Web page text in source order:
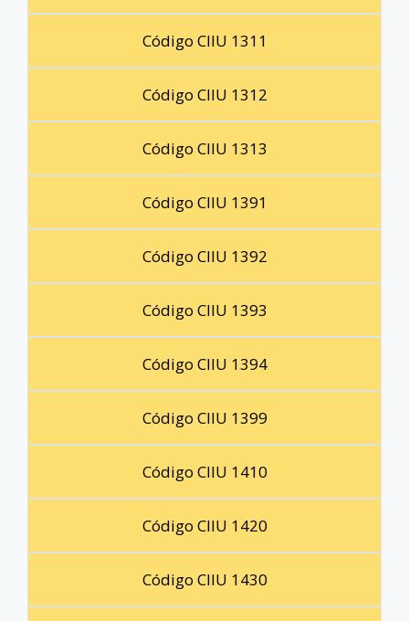
Código CIIU 1311
Código CIIU 1312
Código CIIU 1313
Código CIIU 1391
Código CIIU 1392
Código CIIU 1393
Código CIIU 1394
Código CIIU 1399
Código CIIU 1410
Código CIIU 1420
Código CIIU 1430